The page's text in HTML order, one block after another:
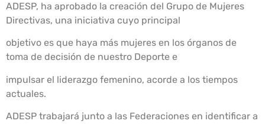
ADESP, ha aprobado la creación del Grupo de Mujeres
Directivas, una iniciativa cuyo principal
objetivo es que haya más mujeres en los órganos de
toma de decisión de nuestro Deporte e
impulsar el liderazgo femenino, acorde a los tiempos
actuales.
ADESP trabajará junto a las Federaciones en identificar a